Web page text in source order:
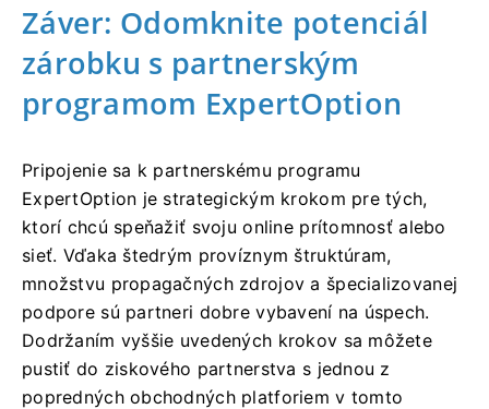
Záver: Odomknite potenciál
zárobku s partnerským
programom ExpertOption
Pripojenie sa k partnerskému programu
ExpertOption je strategickým krokom pre tých,
ktorí chcú speňažiť svoju online prítomnosť alebo
sieť. Vďaka štedrým províznym štruktúram,
množstvu propagačných zdrojov a špecializovanej
podpore sú partneri dobre vybavení na úspech.
Dodržaním vyššie uvedených krokov sa môžete
pustiť do ziskového partnerstva s jednou z
popredných obchodných platforiem v tomto